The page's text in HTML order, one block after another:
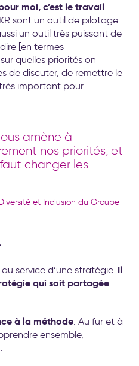
moi, c’est le travail
sont un outil de pilotage
un outil très puissant de
[en termes
quelles priorités on
de discuter, de remettre le
très important pour
amène à
nos priorités, et
faut changer les
et Inclusion du Groupe
service d’une stratégie. Il
qui soit partagée
à la méthode. Au fur et à
ensemble,